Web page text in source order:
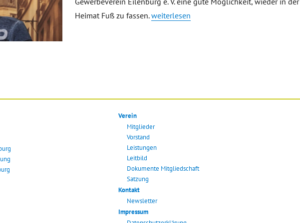
Heimat Fuß zu fassen.„Uwe Eitner“
weiterlesen
Verein
Mitglieder
Vorstand
Leistungen
Leitbild
Dokumente Mitgliedschaft
Satzung
Kontakt
Newsletter
Impressum